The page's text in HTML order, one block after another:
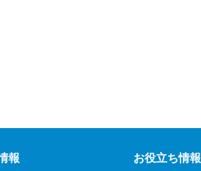
報 お役立ち情報